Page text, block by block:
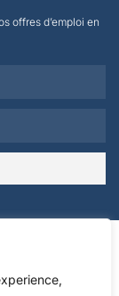
offres d’emploi en